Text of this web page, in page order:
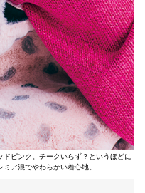
ピンク。チークいらず？というほどに
ア混でやわらかい着心地。